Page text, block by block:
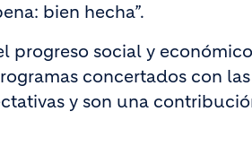
bien hecha”.
progreso social y
concertados con
y son una